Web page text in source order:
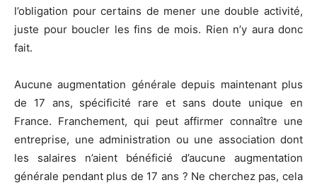
l’obligation pour certains de mener une double activité,
juste pour boucler les fins de mois. Rien n’y aura donc
fait.
Aucune augmentation générale depuis maintenant plus
de 17 ans, spécificité rare et sans doute unique en
France. Franchement, qui peut affirmer connaître une
entreprise, une administration ou une association dont
les salaires n’aient bénéficié d’aucune augmentation
générale pendant plus de 17 ans ? Ne cherchez pas, cela